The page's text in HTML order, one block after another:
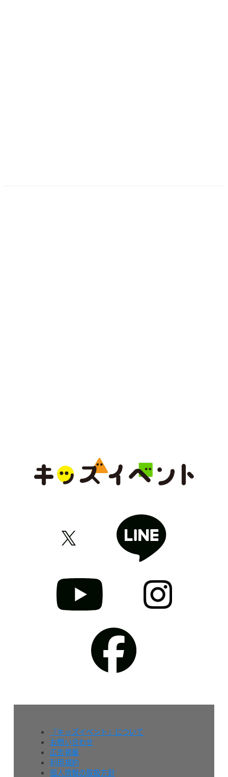
『キッズイベント』について
お問い合わせ
広告掲載
利用規約
個人情報の取扱方針